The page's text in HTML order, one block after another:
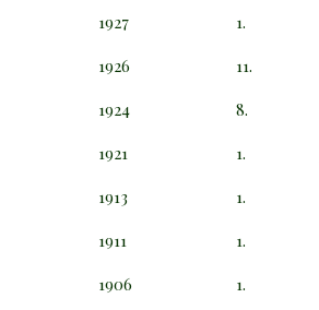
1927
1.
1926
11.
1924
8.
1921
1.
1913
1.
1911
1.
1906
1.